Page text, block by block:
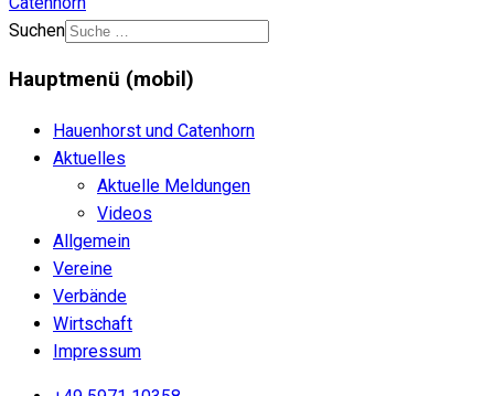
Suchen
Hauptmenü (mobil)
Hauenhorst und Catenhorn
Aktuelles
Aktuelle Meldungen
Videos
Allgemein
Vereine
Verbände
Wirtschaft
Impressum